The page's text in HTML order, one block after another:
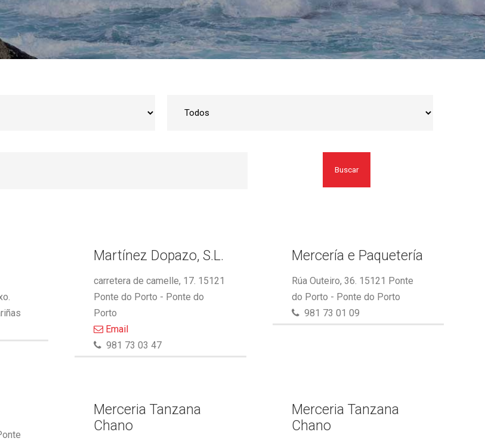
Buscar
Martínez Dopazo, S.L.
carretera de camelle, 17. 15121
Ponte do Porto - Ponte do
Porto
Email
981 73 03 47
Mercería e Paquetería
Rúa Outeiro, 36. 15121 Ponte
do Porto - Ponte do Porto
981 73 01 09
Merceria Tanzana
Chano
Merceria Tanzana
Chano